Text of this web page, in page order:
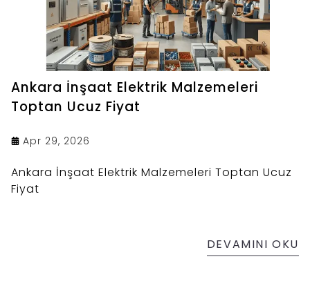
Ankara İnşaat Elektrik Malzemeleri
Toptan Ucuz Fiyat
Apr 29, 2026
Ankara İnşaat Elektrik Malzemeleri Toptan Ucuz
Fiyat
DEVAMINI OKU